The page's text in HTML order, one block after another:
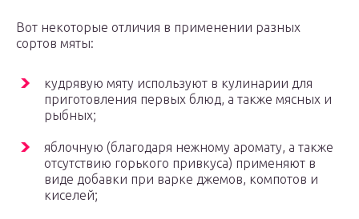
Вот некоторые отличия в применении разных
сортов мяты:
кудрявую мяту используют в кулинарии для
приготовления первых блюд, а также мясных и
рыбных;
яблочную (благодаря нежному аромату, а также
отсутствию горького привкуса) применяют в
виде добавки при варке джемов, компотов и
киселей;